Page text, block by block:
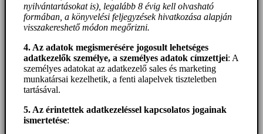
nyilvántartásokat is), legalább 8 évig kell olvasható
formában, a könyvelési feljegyzések hivatkozása alapján
visszakereshető módon megőrizni.
4. Az adatok megismerésére jogosult lehetséges
adatkezelők személye, a személyes adatok címzettjei: A
személyes adatokat az adatkezelő sales és marketing
munkatársai kezelhetik, a fenti alapelvek tiszteletben
tartásával.
5. Az érintettek adatkezeléssel kapcsolatos jogainak
ismertetése: